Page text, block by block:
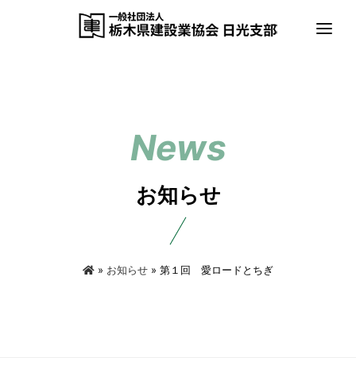
お知らせ
» お知らせ » 第１回 愛ロードとちぎ